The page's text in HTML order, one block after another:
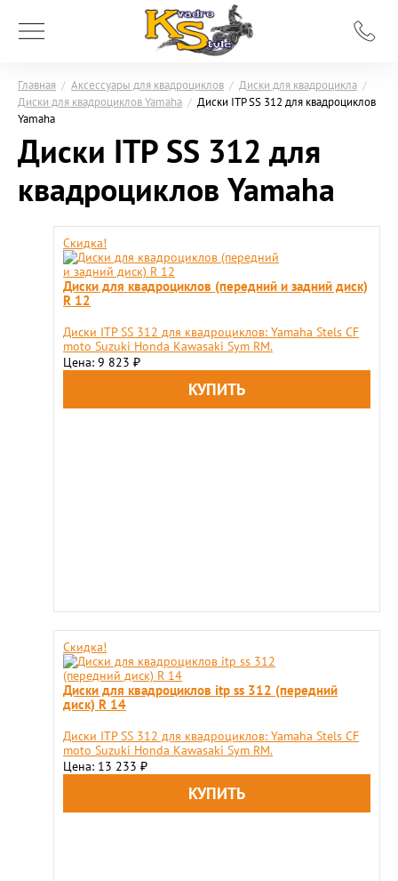
Главная / Аксессуары для квадроциклов / Диски для квадроцикла /
Диски для квадроциклов Yamaha / Диски ITP SS 312 для квадроциклов
Yamaha
Диски ITP SS 312 для
квадроциклов Yamaha
Скидка!
Диски для квадроциклов (передний и задний диск)
R 12
Диски ITP SS 312 для квадроциклов: Yamaha Stels CF
moto Suzuki Honda Kawasaki Sym RM.
Цена: 9 823 ₽
Скидка!
Диски для квадроциклов itp ss 312 (передний
диск) R 14
Диски ITP SS 312 для квадроциклов: Yamaha Stels CF
moto Suzuki Honda Kawasaki Sym RM.
Цена: 13 233 ₽